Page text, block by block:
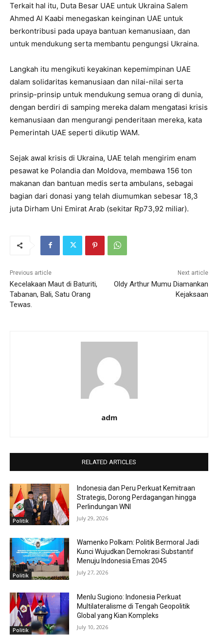
Terkait hal itu, Duta Besar UAE untuk Ukraina Salem
Ahmed Al Kaabi menegaskan keinginan UAE untuk
berkontribusi pada upaya bantuan kemanusiaan, dan
untuk mendukung serta membantu pengungsi Ukraina.
Langkah itu mengikuti keyakinan kepemimpinan UAE
dalam solidaritas kemanusiaan dan nilai-nilai serta
prinsip-prinsip untuk mendukung semua orang di dunia,
dengan berdiri di samping mereka dalam mengatasi krisis
kemanusiaan dan mengurangi penderitaan mereka, kata
Pemerintah UAE seperti dikutip WAM.
Sejak awal krisis di Ukraina, UAE telah mengirim enam
pesawat ke Polandia dan Moldova, membawa 156 ton
makanan dan bantuan medis serta ambulans, sebagai
bagian dari donasi yang telah diumumkan sebesar 18,3
juta Dirham Uni Emirat Arab (sekitar Rp73,92 miliar).
Previous article
Kecelakaan Maut di Baturiti,
Tabanan, Bali, Satu Orang
Tewas.
Next article
Oldy Arthur Mumu Diamankan
Kejaksaan
adm
RELATED ARTICLES
Politik
Indonesia dan Peru Perkuat Kemitraan
Strategis, Dorong Perdagangan hingga
Perlindungan WNI
July 29, 2026
Politik
Wamenko Polkam: Politik Bermoral Jadi
Kunci Wujudkan Demokrasi Substantif
Menuju Indonesia Emas 2045
July 27, 2026
Politik
Menlu Sugiono: Indonesia Perkuat
Multilateralisme di Tengah Geopolitik
Global yang Kian Kompleks
July 10, 2026